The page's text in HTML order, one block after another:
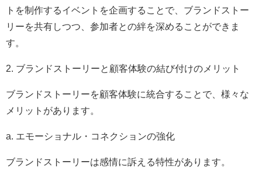
トを制作するイベントを企画することで、ブランドストー
リーを共有しつつ、参加者との絆を深めることができま
す。
2. ブランドストーリーと顧客体験の結び付けのメリット
ブランドストーリーを顧客体験に統合することで、様々な
メリットがあります。
a. エモーショナル・コネクションの強化
ブランドストーリーは感情に訴える特性があります。